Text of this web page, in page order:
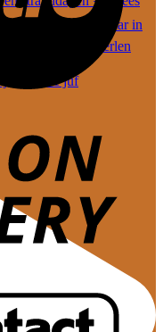
voor de juf